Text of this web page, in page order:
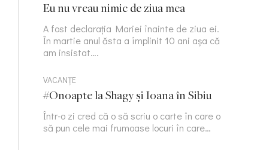
Eu nu vreau nimic de ziua mea
A fost declarația Mariei înainte de ziua ei.
În martie anul ăsta a împlinit 10 ani așa că
am insistat….
VACANȚE
#Onoapte la Shagy și Ioana în Sibiu
Într-o zi cred că o să scriu o carte în care o
să pun cele mai frumoase locuri în care…